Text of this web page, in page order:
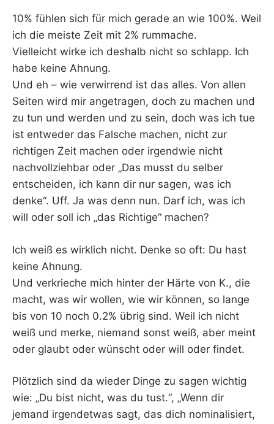
10% fühlen sich für mich gerade an wie 100%. Weil
ich die meiste Zeit mit 2% rummache.
Vielleicht wirke ich deshalb nicht so schlapp. Ich
habe keine Ahnung.
Und eh – wie verwirrend ist das alles. Von allen
Seiten wird mir angetragen, doch zu machen und
zu tun und werden und zu sein, doch was ich tue
ist entweder das Falsche machen, nicht zur
richtigen Zeit machen oder irgendwie nicht
nachvollziehbar oder „Das musst du selber
entscheiden, ich kann dir nur sagen, was ich
denke“. Uff. Ja was denn nun. Darf ich, was ich
will oder soll ich „das Richtige“ machen?
Ich weiß es wirklich nicht. Denke so oft: Du hast
keine Ahnung.
Und verkrieche mich hinter der Härte von K., die
macht, was wir wollen, wie wir können, so lange
bis von 10 noch 0.2% übrig sind. Weil ich nicht
weiß und merke, niemand sonst weiß, aber meint
oder glaubt oder wünscht oder will oder findet.
Plötzlich sind da wieder Dinge zu sagen wichtig
wie: „Du bist nicht, was du tust.“, „Wenn dir
jemand irgendetwas sagt, das dich nominalisiert,